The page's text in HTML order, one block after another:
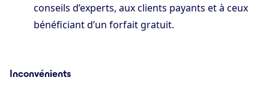
conseils d’experts, aux clients payants et à ceux
bénéficiant d’un forfait gratuit.
Inconvénients